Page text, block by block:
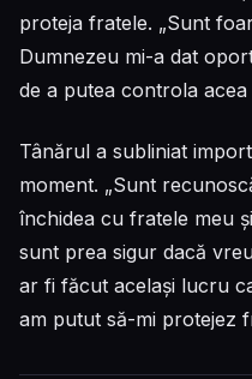
proteja fratele. „Sunt
Dumnezeu mi-a dat
de a putea controla acea
Tânărul a subliniat
moment. „Sunt
închidea cu fratele meu
sunt prea sigur dacă
ar fi făcut același lucru
am putut să-mi protejez